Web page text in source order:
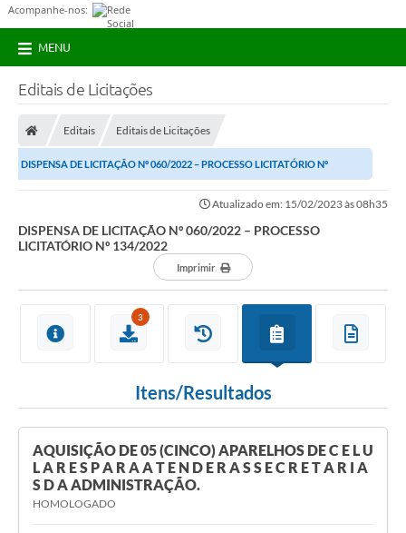
Acompanhe-nos:
MENU
Editais de Licitações
Editais Editais de Licitações
DISPENSA DE LICITAÇÃO Nº 060/2022 – PROCESSO LICITATÓRIO Nº
Atualizado em: 15/02/2023 às 08h35
DISPENSA DE LICITAÇÃO Nº 060/2022 – PROCESSO
LICITATÓRIO Nº 134/2022
Imprimir
3
Itens/Resultados
AQUISIÇÃO DE 05 (CINCO) APARELHOS DE C E L U
L A R E S P A R A A T E N D E R A S S E C R E T A R I A
S D A ADMINISTRAÇÃO.
HOMOLOGADO